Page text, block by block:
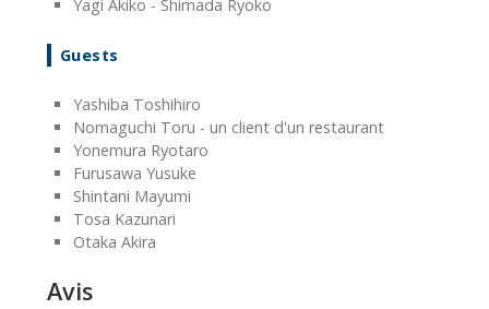
Yagi Akiko - Shimada Ryoko
Guests
Yashiba Toshihiro
Nomaguchi Toru - un client d'un restaurant
Yonemura Ryotaro
Furusawa Yusuke
Shintani Mayumi
Tosa Kazunari
Otaka Akira
Avis